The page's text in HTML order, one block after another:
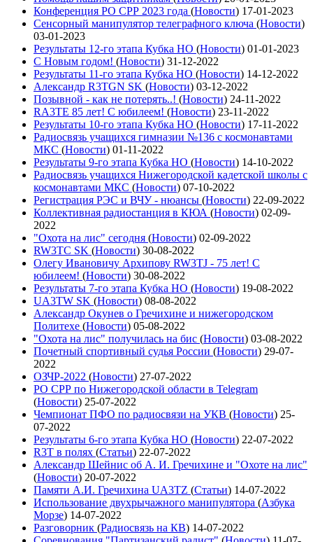
Конференция РО СРР 2023 года (Новости) 17-01-2023
Сенсорный манипулятор телеграфного ключа (Новости)
03-01-2023
Результаты 12-го этапа Кубка НО (Новости) 01-01-2023
С Новым годом! (Новости) 31-12-2022
Результаты 11-го этапа Кубка НО (Новости) 14-12-2022
Александр R3TGN SK (Новости) 03-12-2022
Позывной - как не потерять..! (Новости) 24-11-2022
RA3TE 85 лет! С юбилеем! (Новости) 23-11-2022
Результаты 10-го этапа Кубка НО (Новости) 17-11-2022
Радиосвязь учащихся гимназии №136 с космонавтами
МКС (Новости) 01-11-2022
Результаты 9-го этапа Кубка НО (Новости) 14-10-2022
Радиосвязь учащихся Нижегородской кадетской школы с
космонавтами МКС (Новости) 07-10-2022
Регистрация РЭС и ВЧУ - нюансы (Новости) 22-09-2022
Коллективная радиостанция в КЮА (Новости) 02-09-
2022
"Охота на лис" сегодня (Новости) 02-09-2022
RW3TC SK (Новости) 30-08-2022
Олегу Ивановичу Архипову RW3TJ - 75 лет! С
юбилеем! (Новости) 30-08-2022
Результаты 7-го этапа Кубка НО (Новости) 19-08-2022
UA3TW SK (Новости) 08-08-2022
Александр Окунев о Гречихине и нижегородском
Политехе (Новости) 05-08-2022
"Охота на лис" получилась на бис (Новости) 03-08-2022
Почетный спортивный судья России (Новости) 29-07-
2022
ОЗЧР-2022 (Новости) 27-07-2022
РО СРР по Нижегородской области в Telegram
(Новости) 25-07-2022
Чемпионат ПФО по радиосвязи на УКВ (Новости) 25-
07-2022
Результаты 6-го этапа Кубка НО (Новости) 22-07-2022
R3T в полях (Статьи) 22-07-2022
Александр Шейнис об А. И. Гречихине и "Охоте на лис"
(Новости) 20-07-2022
Памяти А.И. Гречихина UA3TZ (Статьи) 14-07-2022
Использование двухрычажного манипулятора (Азбука
Морзе) 14-07-2022
Разговорник (Радиосвязь на КВ) 14-07-2022